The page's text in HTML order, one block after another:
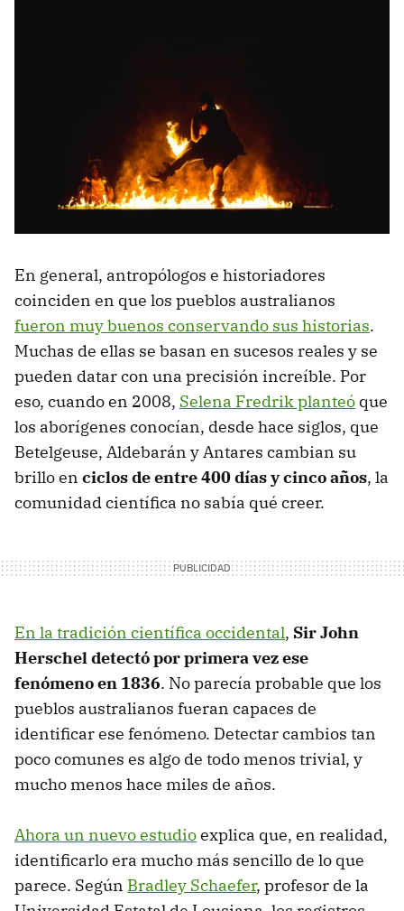
En general, antropólogos e historiadores
coinciden en que los pueblos australianos
fueron muy buenos conservando sus historias.
Muchas de ellas se basan en sucesos reales y se
pueden datar con una precisión increíble. Por
eso, cuando en 2008, Selena Fredrik planteó que
los aborígenes conocían, desde hace siglos, que
Betelgeuse, Aldebarán y Antares cambian su
brillo en ciclos de entre 400 días y cinco años, la
comunidad científica no sabía qué creer.
En la tradición científica occidental, Sir John
Herschel detectó por primera vez ese
fenómeno en 1836. No parecía probable que los
pueblos australianos fueran capaces de
identificar ese fenómeno. Detectar cambios tan
poco comunes es algo de todo menos trivial, y
mucho menos hace miles de años.
Ahora un nuevo estudioexplica que, en realidad,
identificarlo era mucho más sencillo de lo que
parece. Según Bradley Schaefer, profesor de la